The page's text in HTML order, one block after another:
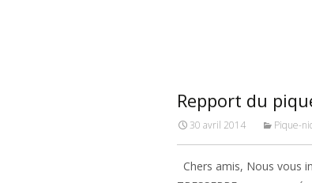
Repport du
30 avril 2014 Pique-
Chers amis, Nous vous